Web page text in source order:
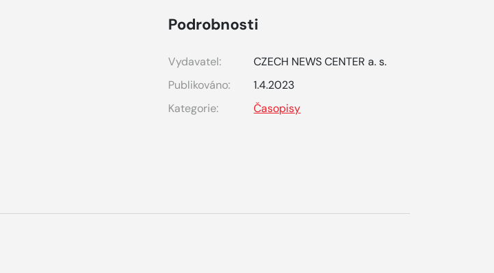
Podrobnosti
Vydavatel:
CZECH NEWS CENTER a. s.
Publikováno:
1.4.2023
Kategorie:
Časopisy